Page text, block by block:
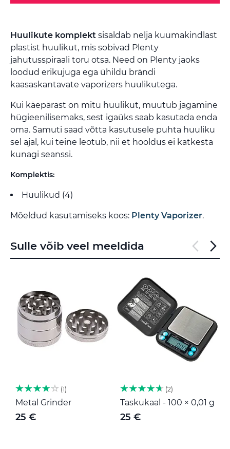
Huulikute komplekt sisaldab nelja kuumakindlast
plastist huulikut, mis sobivad Plenty
jahutusspiraali toru otsa. Need on Plenty jaoks
loodud erikujuga ega ühildu brändi
kaasaskantavate vaporizers huulikutega.
Kui käepärast on mitu huulikut, muutub jagamine
hügieenilisemaks, sest igaüks saab kasutada enda
oma. Samuti saad võtta kasutusele puhta huuliku
sel ajal, kui teine leotub, nii et hooldus ei katkesta
kunagi seanssi.
Komplektis:
Huulikud (4)
Mõeldud kasutamiseks koos: Plenty Vaporizer.
Sulle võib veel meeldida
1
Metal Grinder
25 €
2
Taskukaal - 100 × 0,01 g
25 €